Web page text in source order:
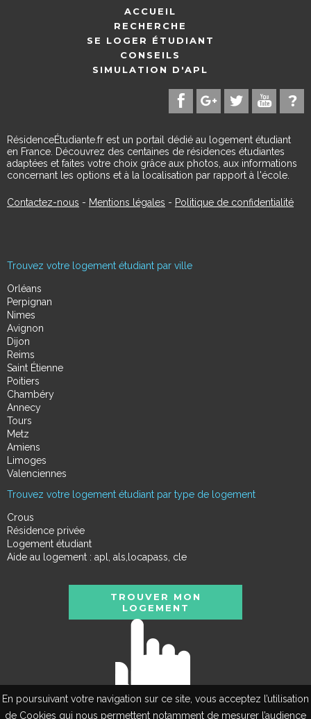
En poursuivant votre navigation sur ce site, vous acceptez l’utilisation
de Cookies qui nous permettent notamment de mesurer l’audience
ACCUEIL
RECHERCHE
SE LOGER ÉTUDIANT
CONSEILS
SIMULATION D'APL
RésidenceÉtudiante.fr est un portail dédié au logement étudiant
en France. Découvrez des centaines de résidences étudiantes
adaptées et faites votre choix grâce aux photos, aux informations
concernant les options et à la localisation par rapport à l'école.
Contactez-nous - Mentions légales - Politique de confidentialité
Trouvez votre logement étudiant par ville
Orléans
Perpignan
Nimes
Avignon
Dijon
Reims
Saint Étienne
Poitiers
Chambéry
Annecy
Tours
Metz
Amiens
Limoges
Valenciennes
Trouvez votre logement étudiant par type de logement
Crous
Résidence privée
Logement étudiant
Aide au logement : apl, als,locapass, cle
TROUVER MON
LOGEMENT